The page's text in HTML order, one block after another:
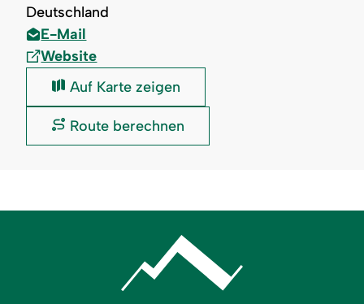
Deutschland
E-Mail
Website
Heimathaus
Skimuseum:
Auf Karte zeigen
Heimathaus
Route berechnen